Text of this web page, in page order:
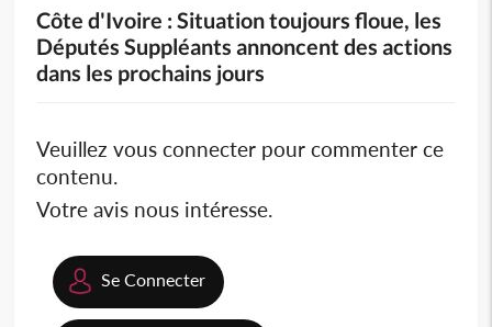
Côte d'Ivoire : Situation toujours floue, les
Députés Suppléants annoncent des actions
dans les prochains jours
Veuillez vous connecter pour commenter ce
contenu.
Votre avis nous intéresse.
Se Connecter